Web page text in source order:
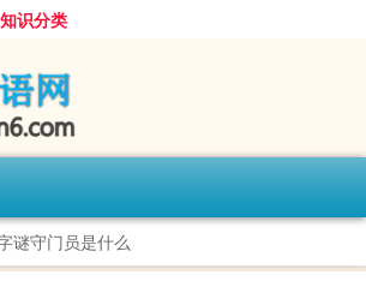
知识分类
谜守门员是什么